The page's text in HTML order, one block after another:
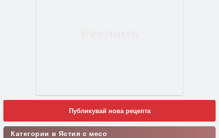
Публикувай нова рецепта
Категории в Ястия с месо